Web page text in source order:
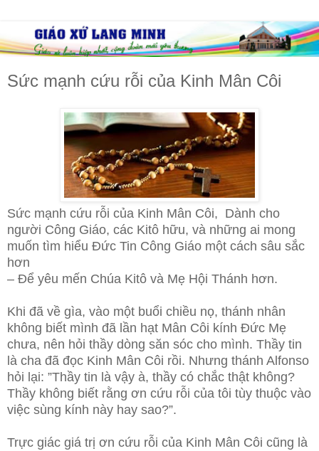
Sức mạnh cứu rỗi của Kinh Mân Côi
Sức mạnh cứu rỗi của Kinh Mân Côi, Dành cho
người Công Giáo, các Kitô hữu, và những ai mong
muốn tìm hiểu Đức Tin Công Giáo một cách sâu sắc
hơn
– Để yêu mến Chúa Kitô và Mẹ Hội Thánh hơn.
Khi đã về gìa, vào một buổi chiều nọ, thánh nhân
không biết mình đã lần hạt Mân Côi kính Đức Mẹ
chưa, nên hỏi thầy dòng săn sóc cho mình. Thầy tin
là cha đã đọc Kinh Mân Côi rồi. Nhưng thánh Alfonso
hỏi lại: ”Thầy tin là vậy à, thầy có chắc thật không?
Thầy không biết rằng ơn cứu rỗi của tôi tùy thuộc vào
việc sùng kính này hay sao?”.
Trực giác giá trị ơn cứu rỗi của Kinh Mân Côi cũng là